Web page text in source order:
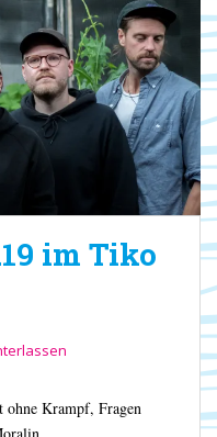
im Tiko
Krampf, Fragen